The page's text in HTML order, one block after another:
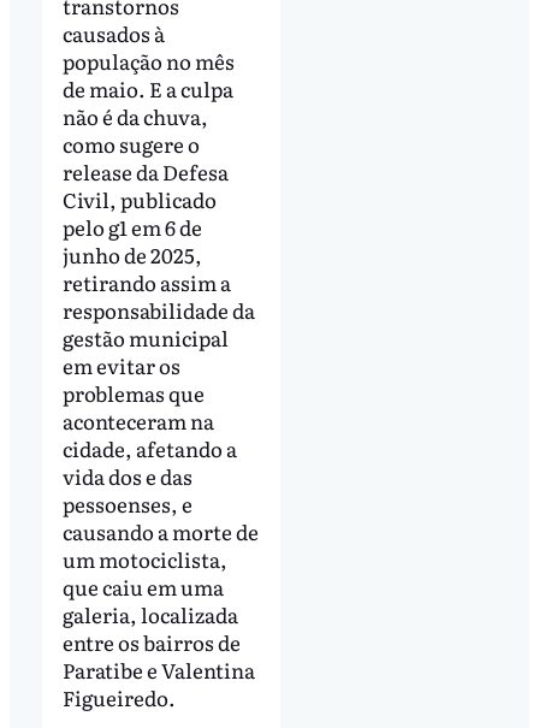
causados à
população no mês
de maio. E a culpa
não é da chuva,
como sugere o
release da Defesa
Civil, publicado
pelo g1 em 6 de
junho de 2025,
retirando assim a
responsabilidade da
gestão municipal
em evitar os
problemas que
aconteceram na
cidade, afetando a
vida dos e das
pessoenses, e
causando a morte de
um motociclista,
que caiu em uma
galeria, localizada
entre os bairros de
Paratibe e Valentina
Figueiredo.